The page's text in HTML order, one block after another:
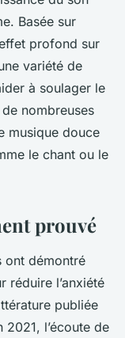
. Basée sur
profond sur
variété de
à soulager le
nombreuses
musique douce
le chant ou le
prouvé
ont démontré
réduire l’anxiété
publiée
2021, l’écoute de